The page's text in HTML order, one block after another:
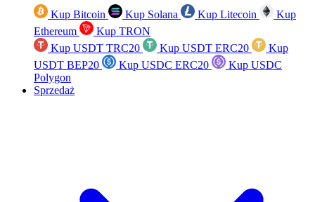
Kup Bitcoin Kup Solana Kup Litecoin
Kup
Ethereum
Kup TRON
Kup USDT TRC20
Kup USDT ERC20
Kup
USDT BEP20
Kup USDC ERC20
Kup USDC
Polygon
Sprzedaż